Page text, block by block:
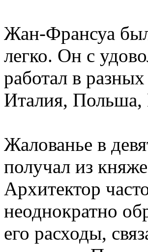
Жан-Франсуа
легко. Он с
работал в
Италия, Польша,
Жалованье в
получал из
Архитектор
неоднократно
его расходы,